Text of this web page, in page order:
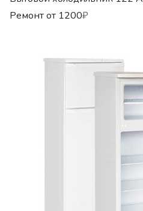
Ремонт от 1200₽